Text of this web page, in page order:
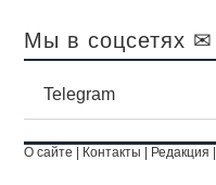
Мы в соцсетях ✉
Telegram
О сайте Контакты Редакция